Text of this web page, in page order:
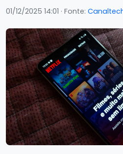
01/12/2025 14:01 · Fonte: